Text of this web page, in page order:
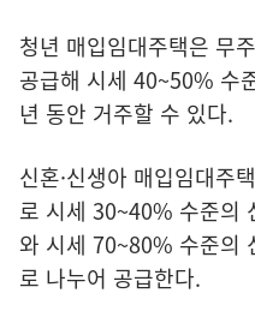
청년 매입임대주택은 무
공급해 시세 40~50% 수
년 동안 거주할 수 있다.
신혼·신생아 매입임대주
로 시세 30~40% 수준의
와 시세 70~80% 수준의
로 나누어 공급한다.